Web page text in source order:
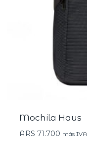
Mochila Haus
ARS 71.700 más IVA